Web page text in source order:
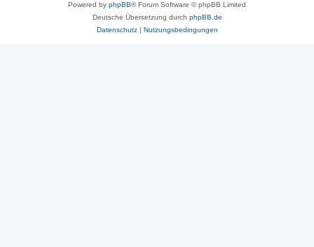
Powered by phpBB® Forum Software © phpBB Limited
Deutsche Übersetzung durch phpBB.de
Datenschutz| Nutzungsbedingungen